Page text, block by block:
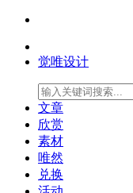
觉唯设计
文章
欣赏
素材
唯然
兑换